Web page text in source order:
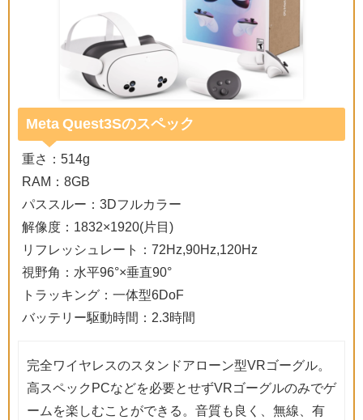
Meta Quest3Sのスペック
重さ：514g
RAM：8GB
パススルー：3Dフルカラー
解像度：1832×1920(片目)
リフレッシュレート：72Hz,90Hz,120Hz
視野角：水平96°×垂直90°
トラッキング：一体型6DoF
バッテリー駆動時間：2.3時間
完全ワイヤレスのスタンドアローン型VRゴーグル。
高スペックPCなどを必要とせずVRゴーグルのみでゲ
ームを楽しむことができる。音質も良く、無線、有